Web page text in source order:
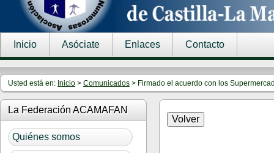
Inicio Asóciate Enlaces Contacto
Usted está en: Inicio > Comunicados > Firmado el acuerdo con los
La Federación ACAMAFAN
Quiénes somos